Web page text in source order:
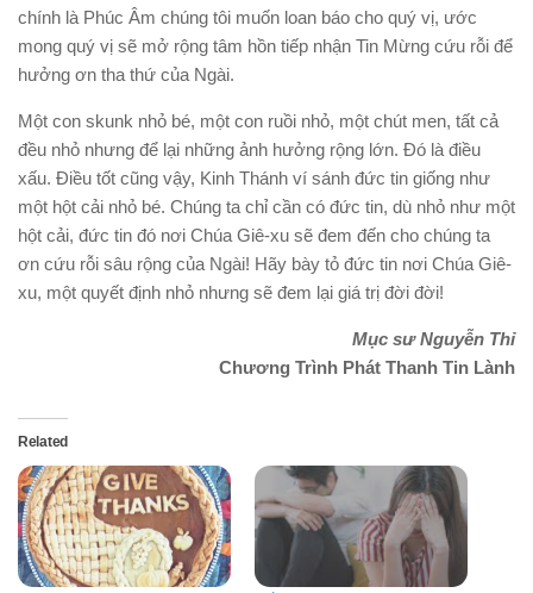
chính là Phúc Âm chúng tôi muốn loan báo cho quý vị, ước
mong quý vị sẽ mở rộng tâm hồn tiếp nhận Tin Mừng cứu rỗi để
hưởng ơn tha thứ của Ngài.
Một con skunk nhỏ bé, một con ruồi nhỏ, một chút men, tất cả
đều nhỏ nhưng để lại những ảnh hưởng rộng lớn. Đó là điều
xấu. Điều tốt cũng vậy, Kinh Thánh ví sánh đức tin giống như
một hột cải nhỏ bé. Chúng ta chỉ cần có đức tin, dù nhỏ như một
hột cải, đức tin đó nơi Chúa Giê-xu sẽ đem đến cho chúng ta
ơn cứu rỗi sâu rộng của Ngài! Hãy bày tỏ đức tin nơi Chúa Giê-
xu, một quyết định nhỏ nhưng sẽ đem lại giá trị đời đời!
Mục sư Nguyễn Thỉ
Chương Trình Phát Thanh Tin Lành
Related